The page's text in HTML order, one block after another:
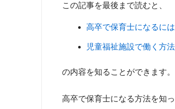
この記事を最後まで読むと、
高卒で保育士になるには
児童福祉施設で働く方
の内容を知ることができます。
高卒で保育士になる方法を知